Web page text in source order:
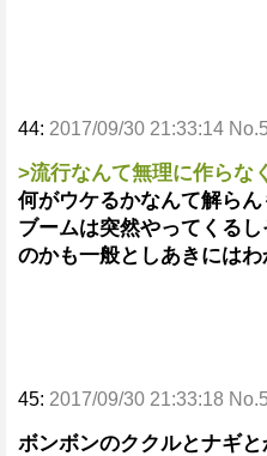
44: 2017/09/30 21:33:14
>流行なんて無理に作らな
何がウケるかなんて解ら
ブームは突然やってくる
のかも一般としあきには
45: 2017/09/30 21:33:18
ボンボンのククルとナギ